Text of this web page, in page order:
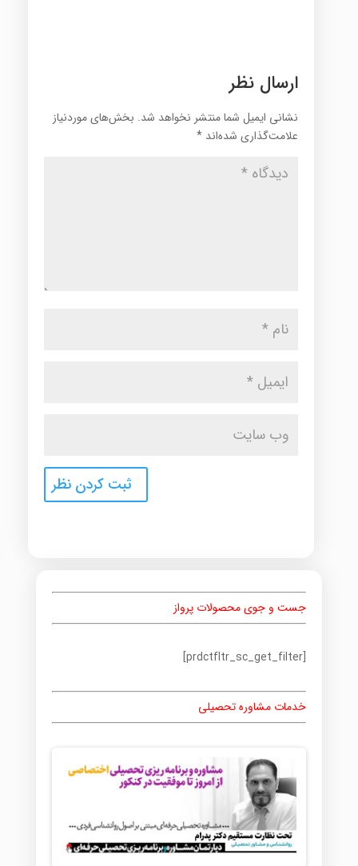
ارسال نظر
نشانی ایمیل شما منتشر نخواهد شد. بخش‌های موردنیاز
علامت‌گذاری شده‌اند *
جست و جوی محصولات پرواز
[prdctfltr_sc_get_filter]
خدمات مشاوره تحصیلی